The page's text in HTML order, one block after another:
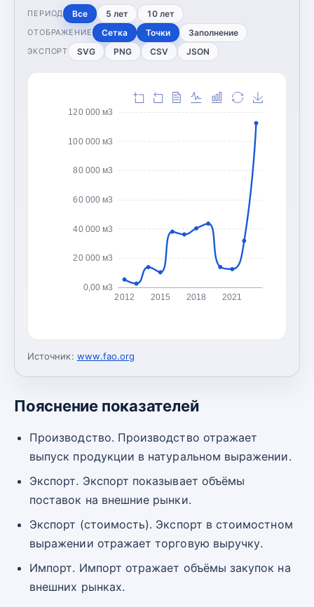
ПЕРИОД Все 5 лет 10 лет
ОТОБРАЖЕНИЕ Сетка Точки Заполнение
ЭКСПОРТ SVG PNG CSV JSON
0,00 м3
20 000 м3
40 000 м3
60 000 м3
80 000 м3
100 000 м3
120 000 м3
2012 2015 2018 2021
Источник: www.fao.org
Пояснение показателей
Производство. Производство отражает
выпуск продукции в натуральном выражении.
Экспорт. Экспорт показывает объёмы
поставок на внешние рынки.
Экспорт (стоимость). Экспорт в стоимостном
выражении отражает торговую выручку.
Импорт. Импорт отражает объёмы закупок на
внешних рынках.